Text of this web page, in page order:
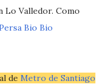
Lo Valledor. Como
Bio Bio
de Metro de Santiago